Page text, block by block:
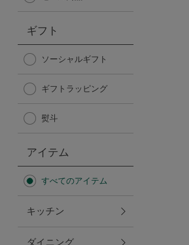
日傘
保冷バッグ
無重力シリーズ
ギフト
ソーシャルギフト
ギフトラッピング
熨斗
アイテム
すべてのアイテム
キッチン
ダイニング